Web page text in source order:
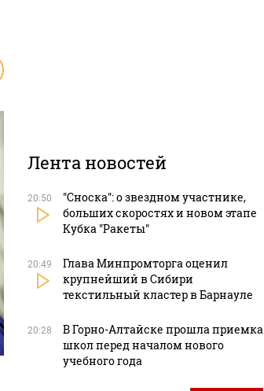
Лента новостей
20:50
"Сноска": о звездном участнике,
больших скоростях и новом этапе
Кубка "Ракеты"
20:49
Глава Минпромторга оценил
крупнейший в Сибири
текстильный кластер в Барнауле
20:28
В Горно-Алтайске прошла приемка
школ перед началом нового
учебного года